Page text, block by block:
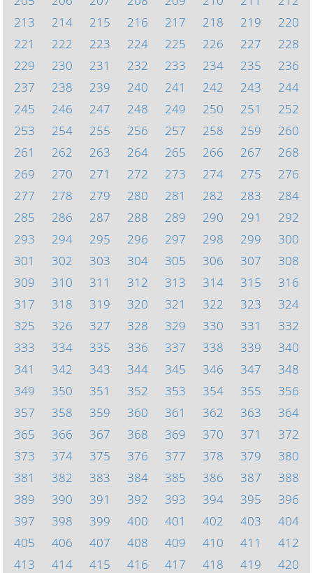
213
214 215 216 217 218 219
220
221
222 223 224 225 226 227
228
229
230 231 232 233 234 235
236
237
238 239 240 241 242 243
244
245
246 247 248 249 250 251
252
253
254 255 256 257 258 259
260
261
262 263 264 265 266 267
268
269
270 271 272 273 274 275
276
277
278 279 280 281 282 283
284
285
286 287 288 289 290 291
292
293
294 295 296 297 298 299
300
301
302 303 304 305 306 307
308
309
310 311 312 313 314 315
316
317
318 319 320 321 322 323
324
325
326 327 328 329 330 331
332
333
334 335 336 337 338 339
340
341
342 343 344 345 346 347
348
349
350 351 352 353 354 355
356
357
358 359 360 361 362 363
364
365
366 367 368 369 370 371
372
373
374 375 376 377 378 379
380
381
382 383 384 385 386 387
388
389
390 391 392 393 394 395
396
397
398 399 400 401 402 403
404
405
406 407 408 409 410 411
412
413
414 415 416 417 418 419
420